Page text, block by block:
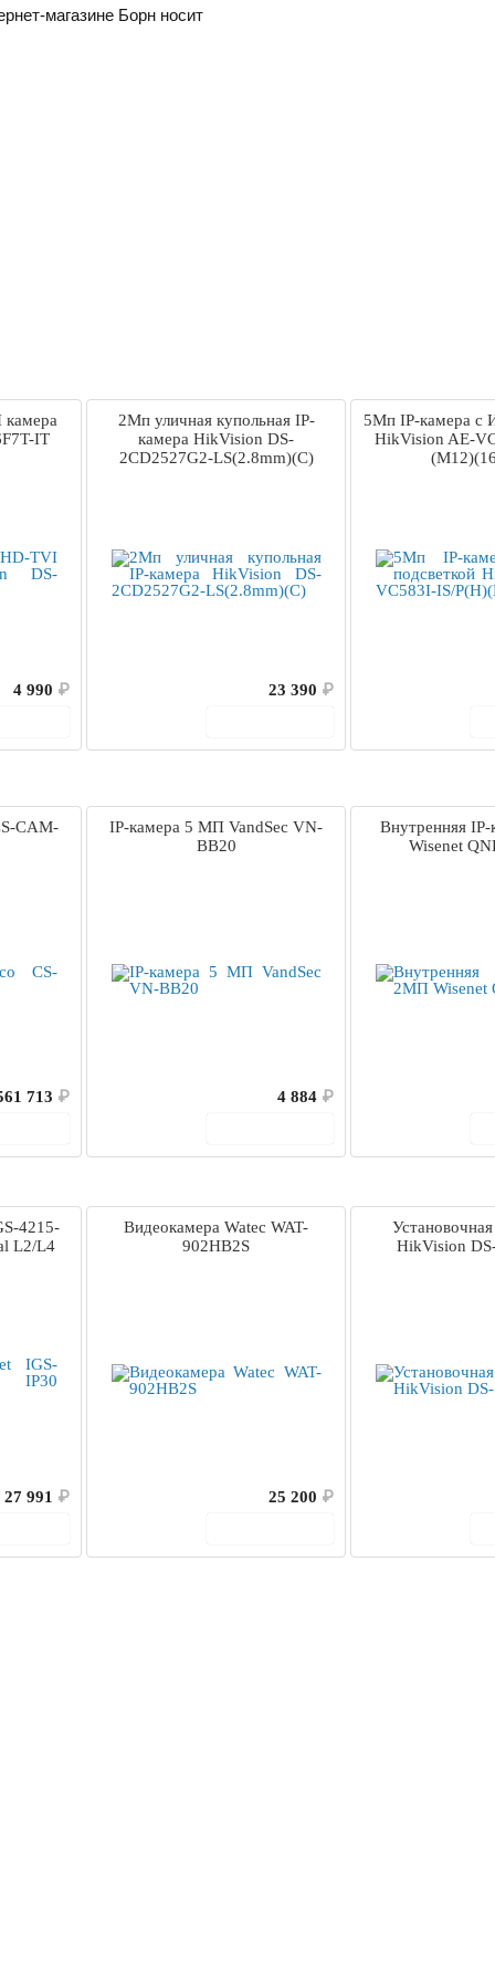
магазине Борн носит
IT
4 990 ₽
2Мп уличная купольная IP-
камера HikVision DS-
2CD2527G2-LS(2.8mm)(C)
23 390 ₽
5Мп IP-камера с
HikVision AE-
CAM-
713 ₽
IP-камера 5 МП VandSec VN-
BB20
4 884 ₽
Внутренняя
Wisenet
4215-
L2/L4
27 991 ₽
Видеокамера Watec WAT-
902HB2S
25 200 ₽
HikVision